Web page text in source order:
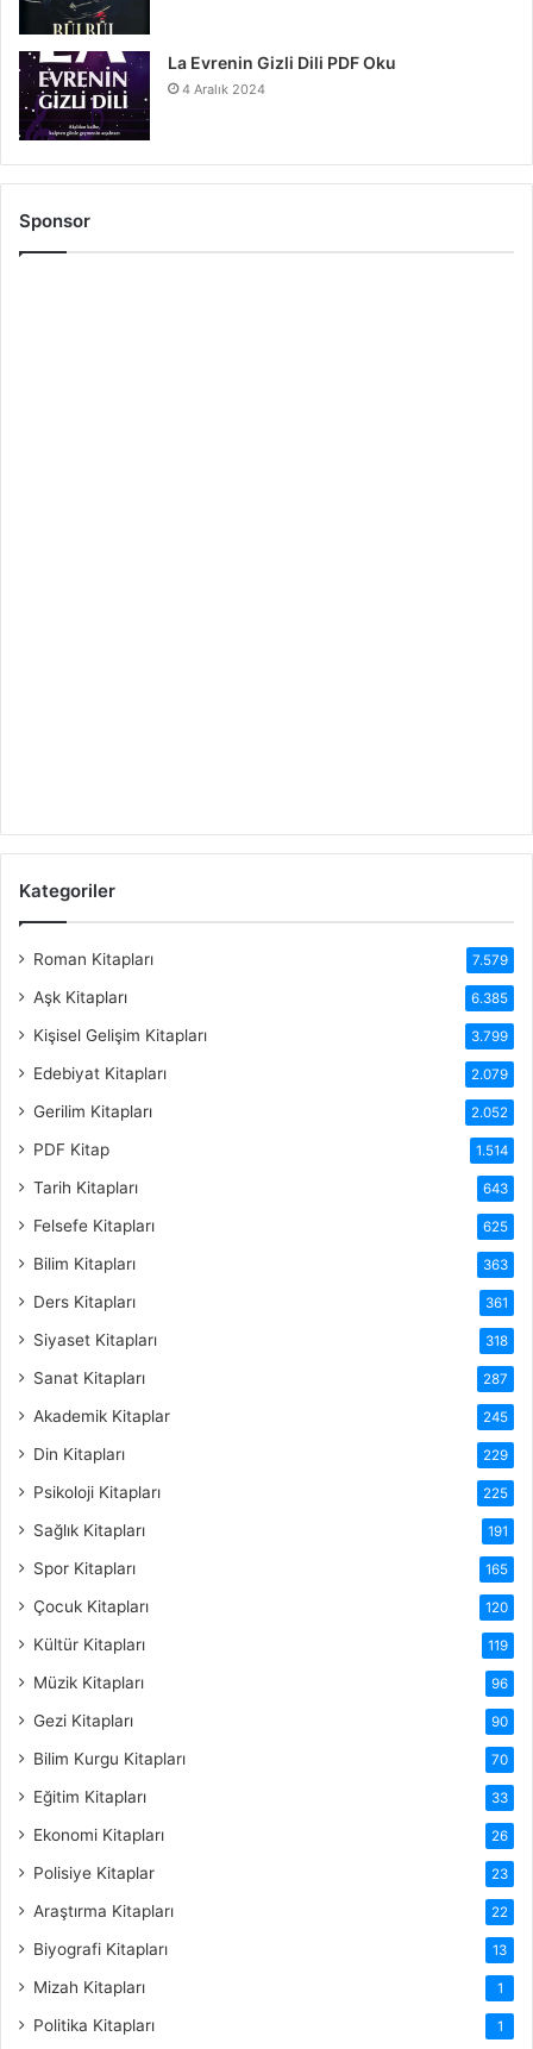
La Evrenin Gizli Dili PDF Oku
4 Aralık 2024
Sponsor
Kategoriler
Roman Kitapları 7.579
Aşk Kitapları 6.385
Kişisel Gelişim Kitapları 3.799
Edebiyat Kitapları 2.079
Gerilim Kitapları 2.052
PDF Kitap 1.514
Tarih Kitapları 643
Felsefe Kitapları 625
Bilim Kitapları 363
Ders Kitapları 361
Siyaset Kitapları 318
Sanat Kitapları 287
Akademik Kitaplar 245
Din Kitapları 229
Psikoloji Kitapları 225
Sağlık Kitapları 191
Spor Kitapları 165
Çocuk Kitapları 120
Kültür Kitapları 119
Müzik Kitapları 96
Gezi Kitapları 90
Bilim Kurgu Kitapları 70
Eğitim Kitapları 33
Ekonomi Kitapları 26
Polisiye Kitaplar 23
Araştırma Kitapları 22
Biyografi Kitapları 13
Mizah Kitapları 1
Politika Kitapları 1